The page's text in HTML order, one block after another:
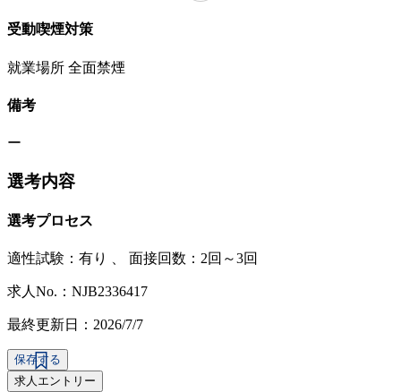
受動喫煙対策
就業場所 全面禁煙
備考
ー
選考内容
選考プロセス
適性試験： 有り 、 面接回数：2回～3回
求人No.：NJB2336417
最終更新日：2026/7/7
保存する
求人エントリー